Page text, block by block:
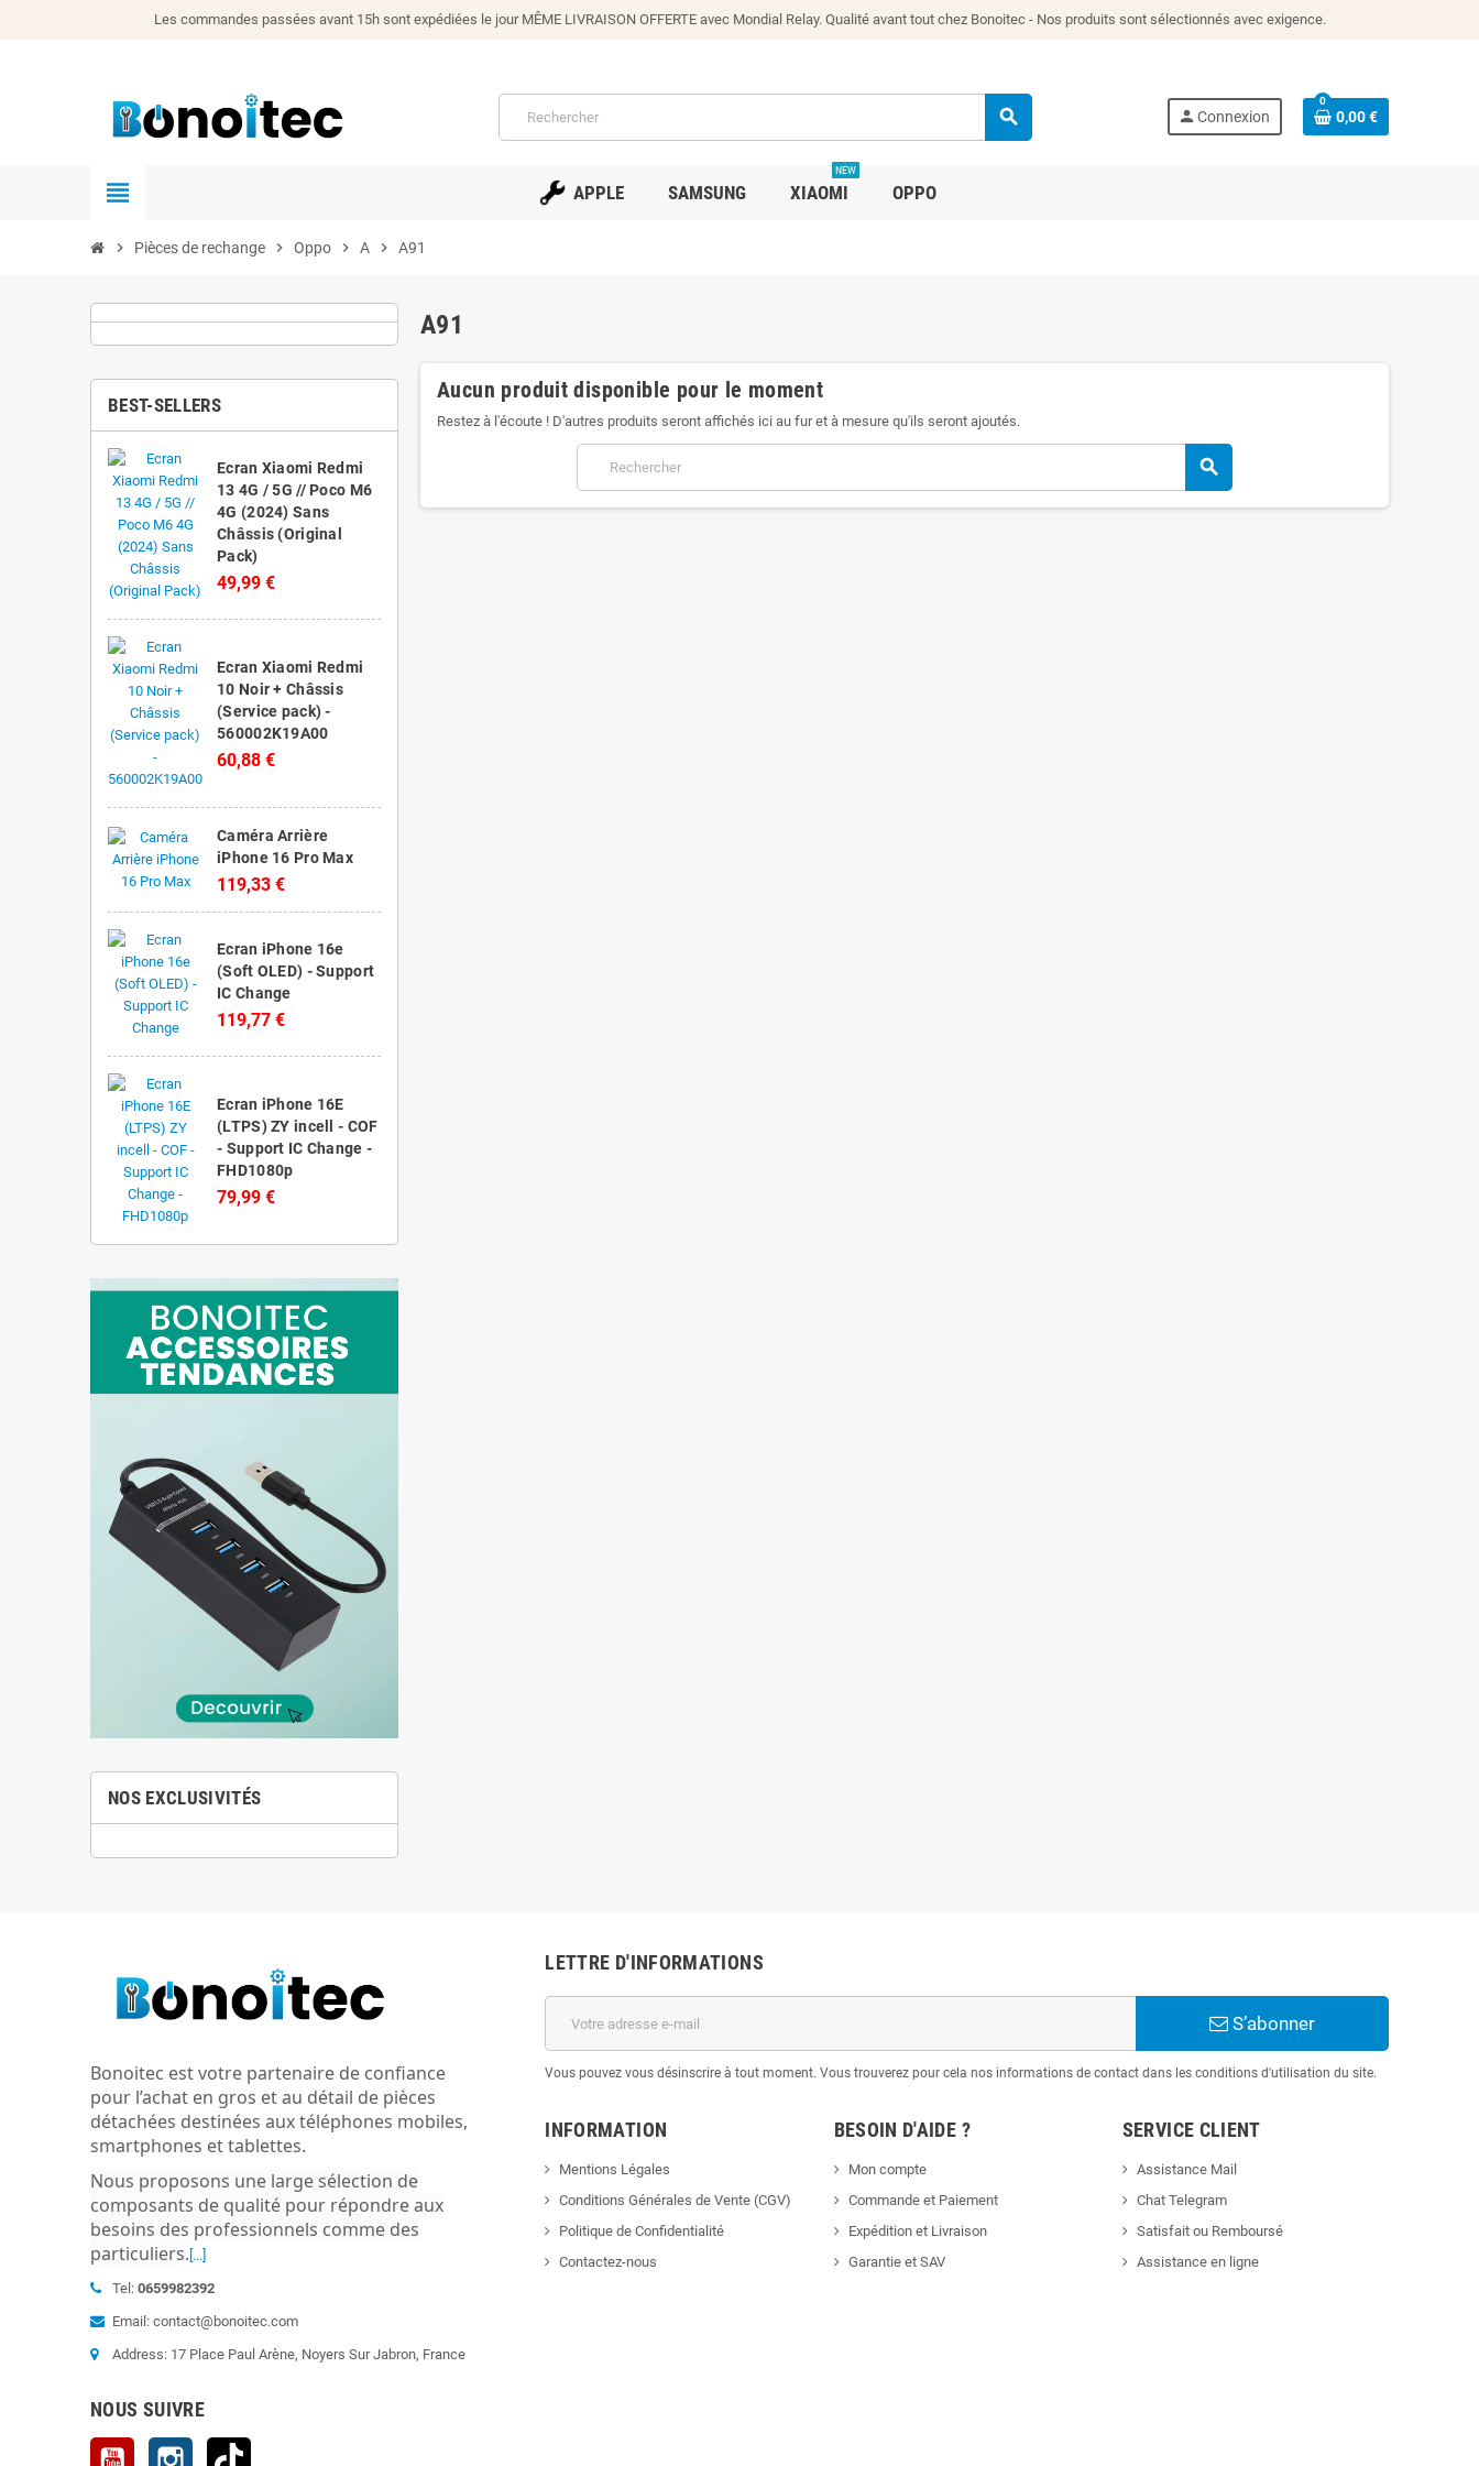
Les commandes passées avant 15h sont expédiées le jour MÊME LIVRAISON OFFERTE avec Mondial Relay. Qualité avant tout chez Bonoitec - Nos produits sont sélectionnés avec exigence.
search person Connexion
0
0,00 €
view_headline APPLE SAMSUNG XIAOMI
NEW
OPPO
chevron_right Pièces de rechange chevron_right Oppo chevron_right A chevron_right A91
BEST-SELLERS
Ecran Xiaomi Redmi
13 4G / 5G // Poco M6
4G (2024) Sans
Châssis (Original
Pack)
49,99 €
Ecran Xiaomi Redmi
10 Noir + Châssis
(Service pack) -
560002K19A00
60,88 €
Caméra Arrière
iPhone 16 Pro Max
119,33 €
Ecran iPhone 16e
(Soft OLED) - Support
IC Change
119,77 €
Ecran iPhone 16E
(LTPS) ZY incell - COF
- Support IC Change -
FHD1080p
79,99 €
NOS EXCLUSIVITÉS
A91
Aucun produit disponible pour le moment
Restez à l'écoute ! D'autres produits seront affichés ici au fur et à mesure qu'ils seront ajoutés.
search
Bonoitec est votre partenaire de confiance
pour l’achat en gros et au détail de pièces
détachées destinées aux téléphones mobiles,
smartphones et tablettes.
Nous proposons une large sélection de
composants de qualité pour répondre aux
besoins des professionnels comme des
particuliers. [...]
Tel: 0659982392
Email: contact@bonoitec.com
Address: 17 Place Paul Arène, Noyers Sur Jabron, France
NOUS SUIVRE
YouTube Instagram
LETTRE D'INFORMATIONS
S’abonner
Vous pouvez vous désinscrire à tout moment. Vous trouverez pour cela nos informations de contact dans les conditions d'utilisation du site.
INFORMATION
Mentions Légales
Conditions Générales de Vente (CGV)
Politique de Confidentialité
Contactez-nous
BESOIN D'AIDE ?
Mon compte
Commande et Paiement
Expédition et Livraison
Garantie et SAV
SERVICE CLIENT
Assistance Mail
Chat Telegram
Satisfait ou Remboursé
Assistance en ligne